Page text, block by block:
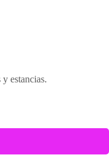
estancias.